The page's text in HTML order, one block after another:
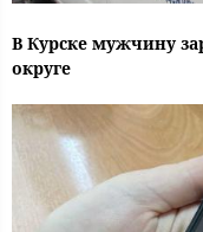
В Курске мужчину
округе